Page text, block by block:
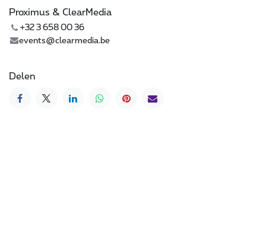
Proximus & ClearMedia
+32 3 658 00 36
events@clearmedia.be
Delen